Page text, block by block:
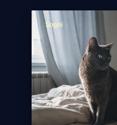
Sogni